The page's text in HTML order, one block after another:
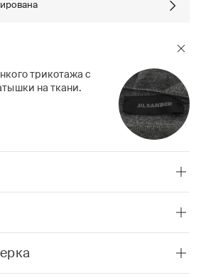
трикотажа с
на ткани.